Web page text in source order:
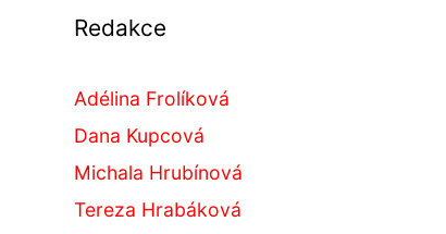
Redakce
Adélina Frolíková
Dana Kupcová
Michala Hrubínová
Tereza Hrabáková